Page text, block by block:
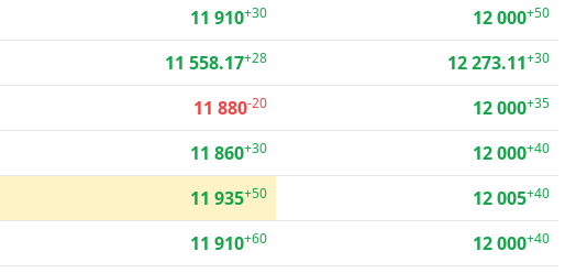
11 910+30 12 000+50
11 558.17+28 12 273.11+30
11 880-20 12 000+35
11 860+30 12 000+40
11 935+50 12 005+40
11 910+60 12 000+40